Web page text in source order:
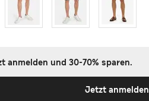
anmelden und 30-70% sparen.
Jetzt anmelden